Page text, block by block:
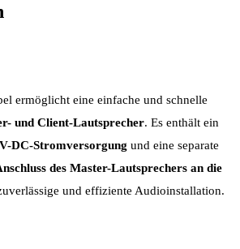
ermöglicht eine einfache und schnelle
und Client-Lautsprecher. Es enthält ein
DC-Stromversorgung und eine separate
des Master-Lautsprechers an die
und effiziente Audioinstallation.